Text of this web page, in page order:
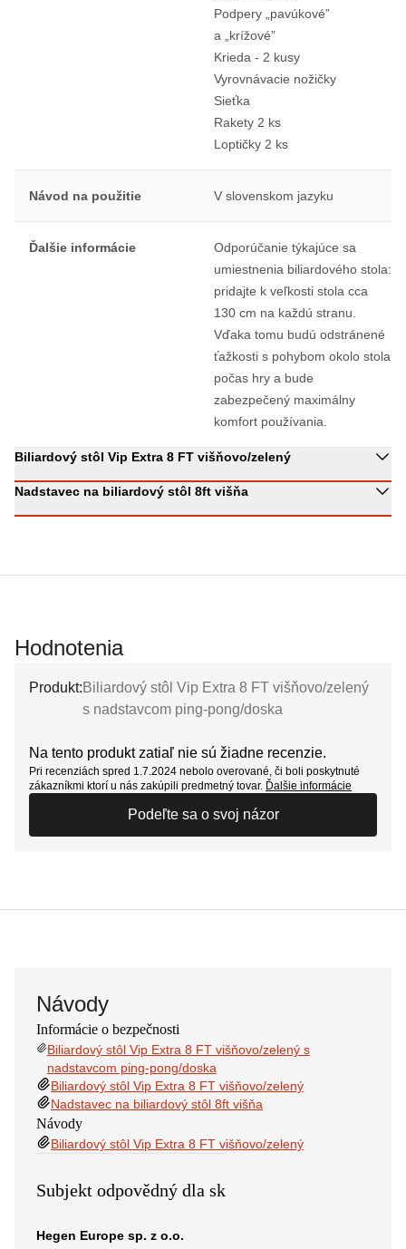
Podpery „pavúkové”
a „krížové”
Krieda - 2 kusy
Vyrovnávacie nožičky
Sieťka
Rakety 2 ks
Loptičky 2 ks
Návod na použitie V slovenskom jazyku
Ďalšie informácie
Odporúčanie týkajúce sa
umiestnenia biliardového stola:
pridajte k veľkosti stola cca
130 cm na každú stranu.
Vďaka tomu budú odstránené
ťažkosti s pohybom okolo stola
počas hry a bude
zabezpečený maximálny
komfort používania.
Biliardový stôl Vip Extra 8 FT višňovo/zelený
Nadstavec na biliardový stôl 8ft višňa
Hodnotenia
Produkt: Biliardový stôl Vip Extra 8 FT višňovo/zelený
s nadstavcom ping-pong/doska
Na tento produkt zatiaľ nie sú žiadne recenzie.
Pri recenziách spred 1.7.2024 nebolo overované, či boli poskytnuté
zákazníkmi ktorí u nás zakúpili predmetný tovar. Ďalšie informácie
Podeľte sa o svoj názor
Návody
Informácie o bezpečnosti
Biliardový stôl Vip Extra 8 FT višňovo/zelený s
nadstavcom ping-pong/doska
Biliardový stôl Vip Extra 8 FT višňovo/zelený
Nadstavec na biliardový stôl 8ft višňa
Návody
Biliardový stôl Vip Extra 8 FT višňovo/zelený
Subjekt odpovědný dla sk
Hegen Europe sp. z o.o.